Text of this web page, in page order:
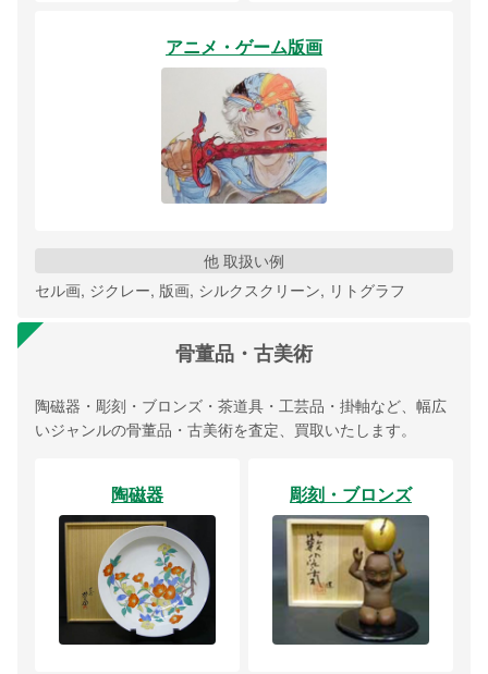
アニメ・ゲーム版画
他 取扱い例
セル画, ジクレー, 版画, シルクスクリーン, リトグラフ
骨董品・古美術
陶磁器・彫刻・ブロンズ・茶道具・工芸品・掛軸など、幅広
いジャンルの骨董品・古美術を査定、買取いたします。
陶磁器 彫刻・ブロンズ